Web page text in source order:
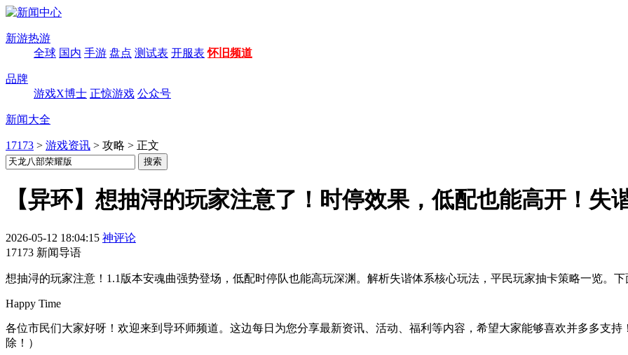
新游热游
全球 国内 手游 盘点 测试表 开服表 怀旧频道
品牌
游戏X博士 正惊游戏 公众号
新闻大全
17173 > 游戏资讯 > 攻略 > 正文
【异环】想抽浔的玩家注意了！时停效果，低配也能高开！失
2026-05-12 18:04:15 神评论
17173 新闻导语
想抽浔的玩家注意！1.1版本安魂曲强势登场，低配时停队也能高玩深渊。解析失谐体系核心玩法，平民玩家抽卡策略一览。
Happy Time
各位市民们大家好呀！欢迎来到导环师频道。这边每日为您分享最新资讯、活动、福利等内容，希望大家能够喜欢并多多支
除！）